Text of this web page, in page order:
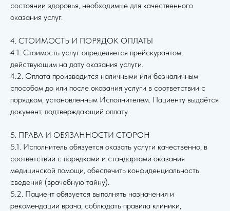
состоянии здоровья, необходимые для качественного
оказания услуг.
4. СТОИМОСТЬ И ПОРЯДОК ОПЛАТЫ
4.1. Стоимость услуг определяется прейскурантом,
действующим на дату оказания услуги.
4.2. Оплата производится наличными или безналичным
способом до или после оказания услуги в соответствии с
порядком, установленным Исполнителем. Пациенту выдаётся
документ, подтверждающий оплату.
5. ПРАВА И ОБЯЗАННОСТИ СТОРОН
5.1. Исполнитель обязуется оказать услуги качественно, в
соответствии с порядками и стандартами оказания
медицинской помощи, обеспечить конфиденциальность
сведений (врачебную тайну).
5.2. Пациент обязуется выполнять назначения и
рекомендации врача, соблюдать правила клиники,